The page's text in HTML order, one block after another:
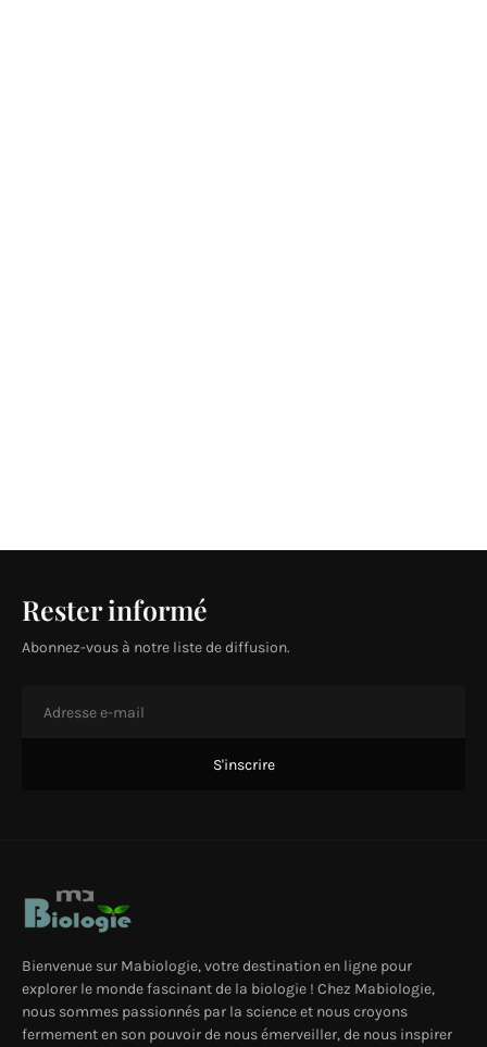
Rester informé
Abonnez-vous à notre liste de diffusion.
Bienvenue sur Mabiologie, votre destination en ligne pour
explorer le monde fascinant de la biologie ! Chez Mabiologie,
nous sommes passionnés par la science et nous croyons
fermement en son pouvoir de nous émerveiller, de nous inspirer